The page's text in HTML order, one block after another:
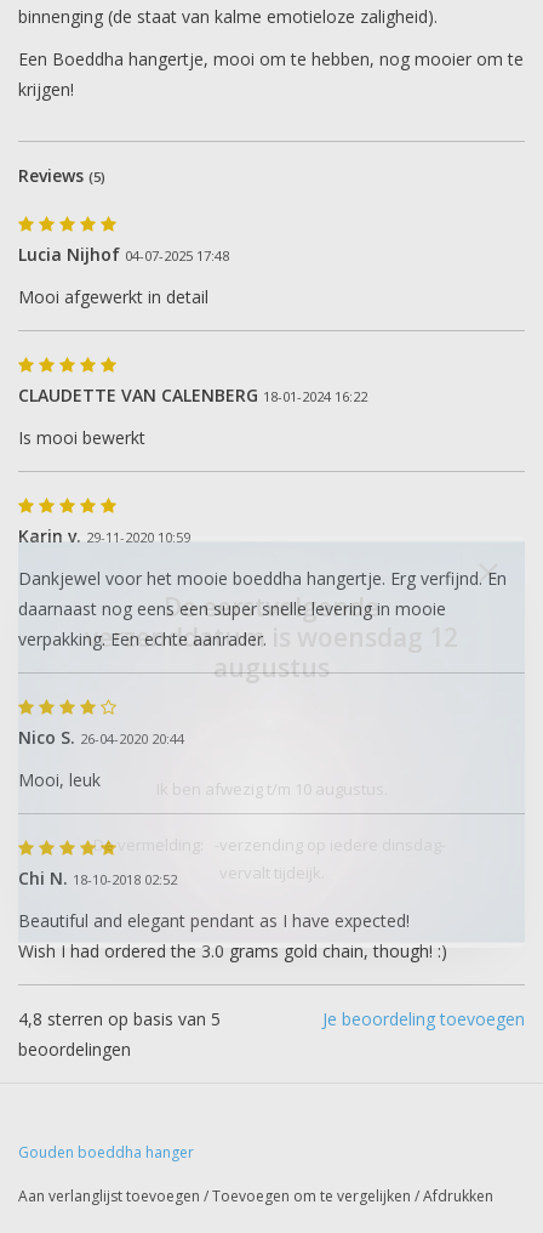
binnenging (de staat van kalme emotieloze zaligheid).
Een Boeddha hangertje, mooi om te hebben, nog mooier om te
krijgen!
Reviews (5)
Lucia Nijhof 04-07-2025 17:48
Mooi afgewerkt in detail
CLAUDETTE VAN CALENBERG 18-01-2024 16:22
Is mooi bewerkt
Karin v. 29-11-2020 10:59
Dankjewel voor het mooie boeddha hangertje. Erg verfijnd. En
daarnaast nog eens een super snelle levering in mooie
verpakking. Een echte aanrader.
Nico S. 26-04-2020 20:44
Mooi, leuk
Chi N. 18-10-2018 02:52
Beautiful and elegant pendant as I have expected!
Wish I had ordered the 3.0 grams gold chain, though! :)
Je beoordeling toevoegen
4,8 sterren op basis van 5
beoordelingen
Gouden boeddha hanger
Aan verlanglijst toevoegen /Toevoegen om te vergelijken /Afdrukken
De eerstvolgende
verzenddatum is woensdag 12
augustus
Ik ben afwezig t/m 10 augustus.
De vermelding: -verzending op iedere dinsdag-
vervalt tijdeijk.